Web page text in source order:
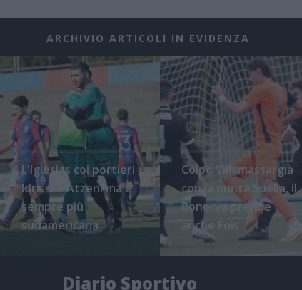
ARCHIVIO ARTICOLI IN EVIDENZA
L'Iglesias coi portieri
Idrissi e Atzeni ma è
sempre più
sudamericana
Colpo Villamassargia
con la punta Suella, il
Bonorva prende
anche Fois
Diario Sportivo